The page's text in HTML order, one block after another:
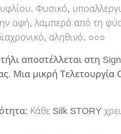
Φυσικό,
αφή, λαμπερό από τη
αληθινό. ○○○
αποστέλλεται στη
Μια μικρή Τελετουργία
Κάθε Silk STORY